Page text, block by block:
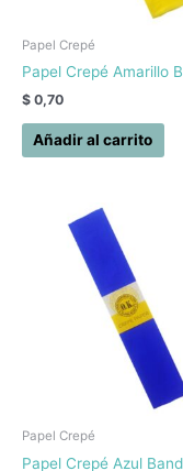
Papel Crepé
Papel Crepé Amarillo
$ 0,70
Añadir al carrito
Papel Crepé
Papel Crepé Azul